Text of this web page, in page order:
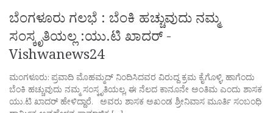
ಬೆಂಗಳೂರು ಗಲಭೆ : ಬೆಂಕಿ ಹಚ್ಚುವುದು ನಮ್ಮ‌
ಸಂಸ್ಕೃತಿಯಲ್ಲ :ಯು.ಟಿ ಖಾದರ್ -
Vishwanews24
ಮಂಗಳೂರು: ಪ್ರವಾದಿ ಮೊಹಮ್ಮದ್ ನಿಂದಿಸಿದವರ ವಿರುದ್ದ ಕ್ರಮ ಕೈಗೊಳ್ಳಿ, ಹಾಗೆಂದು
ಬೆಂಕಿ ಹಚ್ಚುವುದು ನಮ್ಮ‌ ಸಂಸ್ಕೃತಿಯಲ್ಲ, ಈ ನೆಲದ ಕಾನೂನೇ ಅಂತಿಮ ಎಂದು ಶಾಸಕ
ಯು.ಟಿ ಖಾದರ್ ಹೇಳಿದ್ದಾರೆ. ಅವರು ಶಾಸಕ ಅಖಂಡ ಶ್ರೀನಿವಾಸ ಮೂರ್ತಿ ಸಂಬಂಧಿ